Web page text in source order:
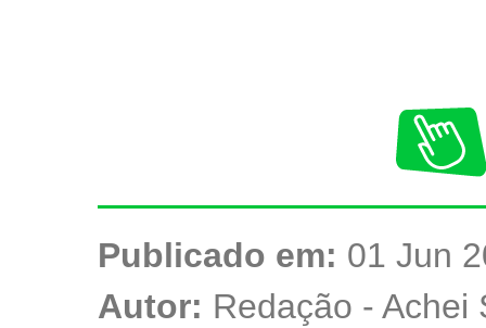
Publicado em: 01 Jun
Autor: Redação - Achei